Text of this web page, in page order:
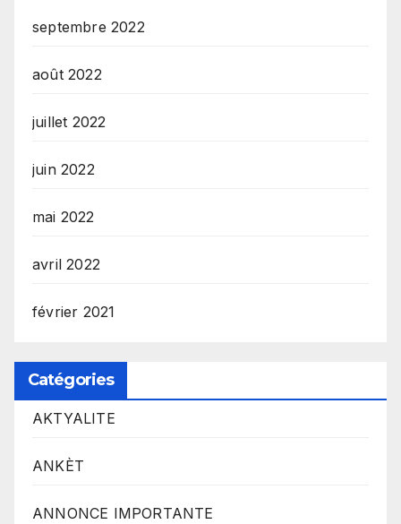
septembre 2022
août 2022
juillet 2022
juin 2022
mai 2022
avril 2022
février 2021
Catégories
AKTYALITE
ANKÈT
ANNONCE IMPORTANTE